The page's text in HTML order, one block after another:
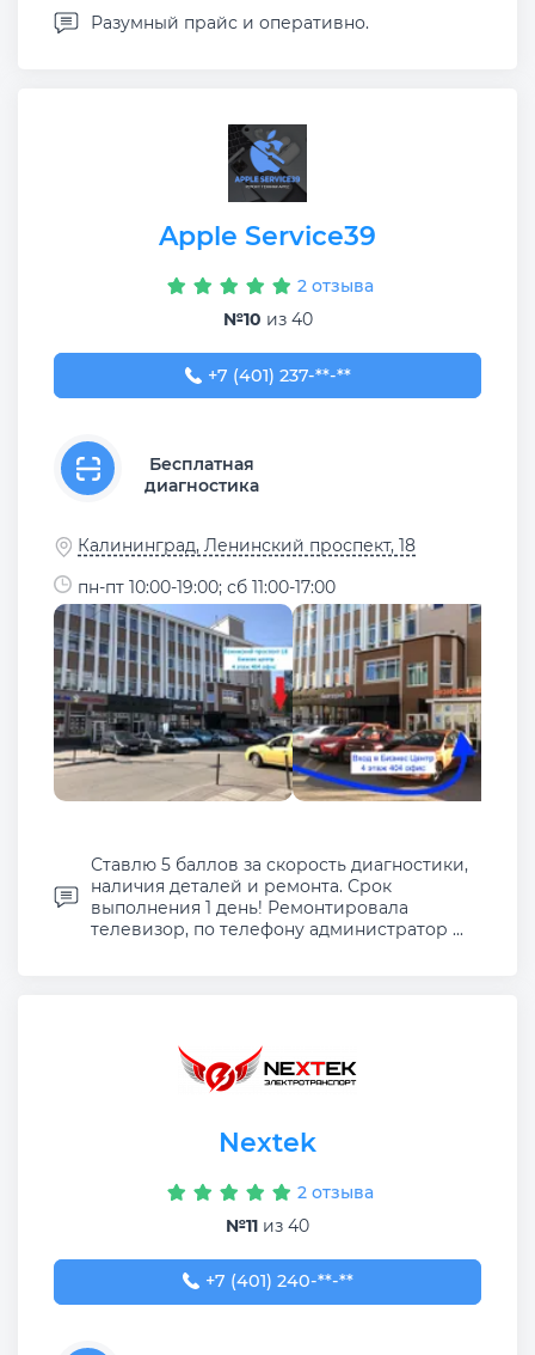
Разумный прайс и оперативно.
Apple Service39
2 отзыва
№10 из 40
+7 (401) 237-92-68
+7 (401) 237-**-**
Бесплатная
диагностика
Калининград, Ленинский проспект, 18
пн-пт 10:00-19:00; сб 11:00-17:00
Ставлю 5 баллов за скорость диагностики,
наличия деталей и ремонта. Срок
выполнения 1 день! Ремонтировала
телевизор, по телефону администратор ...
Nextek
2 отзыва
№11 из 40
+7 (401) 240-00-00
+7 (401) 240-**-**